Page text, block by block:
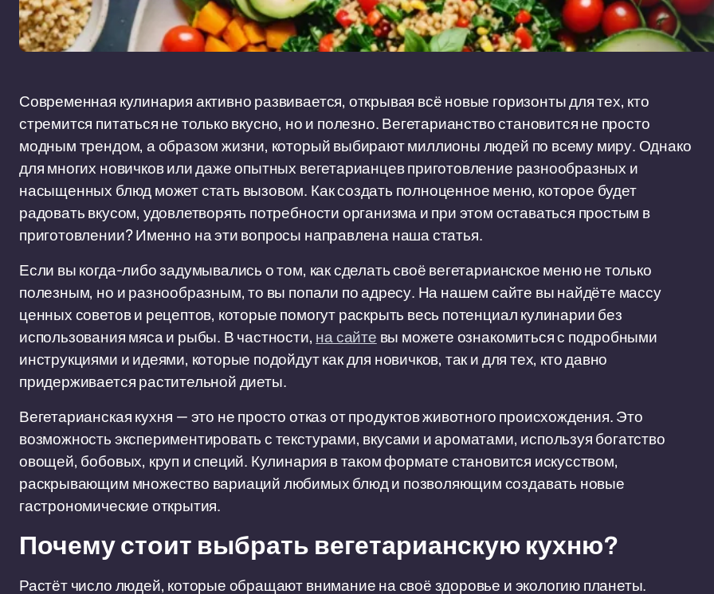
Современная кулинария активно развивается, открывая всё новые горизонты для тех, кто
стремится питаться не только вкусно, но и полезно. Вегетарианство становится не просто
модным трендом, а образом жизни, который выбирают миллионы людей по всему миру. Однако
для многих новичков или даже опытных вегетарианцев приготовление разнообразных и
насыщенных блюд может стать вызовом. Как создать полноценное меню, которое будет
радовать вкусом, удовлетворять потребности организма и при этом оставаться простым в
приготовлении? Именно на эти вопросы направлена наша статья.
Если вы когда-либо задумывались о том, как сделать своё вегетарианское меню не только
полезным, но и разнообразным, то вы попали по адресу. На нашем сайте вы найдёте массу
ценных советов и рецептов, которые помогут раскрыть весь потенциал кулинарии без
использования мяса и рыбы. В частности, на сайте вы можете ознакомиться с подробными
инструкциями и идеями, которые подойдут как для новичков, так и для тех, кто давно
придерживается растительной диеты.
Вегетарианская кухня — это не просто отказ от продуктов животного происхождения. Это
возможность экспериментировать с текстурами, вкусами и ароматами, используя богатство
овощей, бобовых, круп и специй. Кулинария в таком формате становится искусством,
раскрывающим множество вариаций любимых блюд и позволяющим создавать новые
гастрономические открытия.
Почему стоит выбрать вегетарианскую кухню?
Растёт число людей, которые обращают внимание на своё здоровье и экологию планеты.